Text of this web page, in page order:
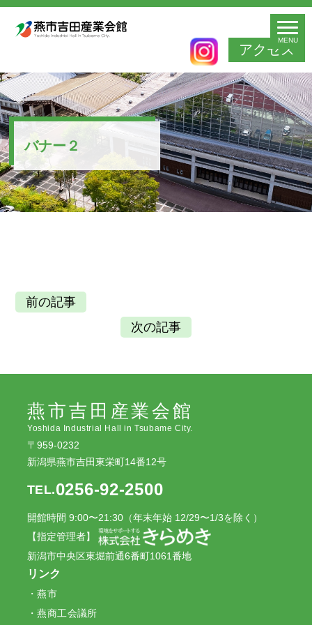
アクセス
MENU
バナー２
前の記事
次の記事
燕市吉田産業会館
Yoshida Industrial Hall in Tsubame City.
〒959-0232
新潟県燕市吉田東栄町14番12号
TEL.0256-92-2500
開館時間 9:00〜21:30（年末年始 12/29〜1/3を除く）
【指定管理者】
新潟市中央区東堀前通6番町1061番地
リンク
燕市
燕商工会議所